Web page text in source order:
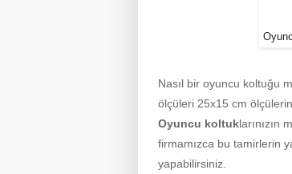
Nasıl bir oyuncu koltuğu
ölçüleri 25x15 cm
Oyuncu koltuklarınızın
firmamızca bu tamirlerin
yapabilirsiniz.